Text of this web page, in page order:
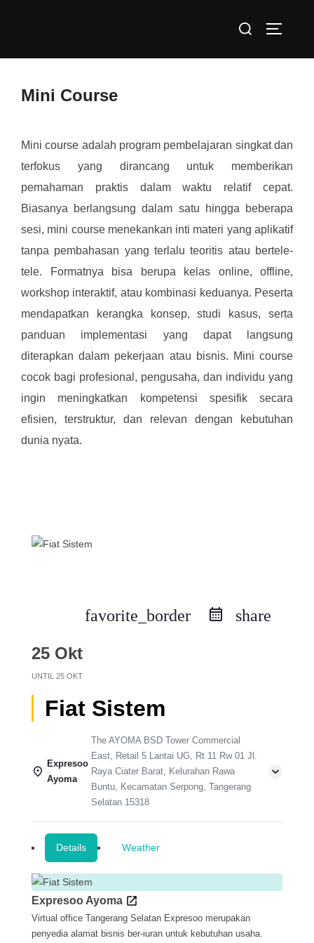
Search
Mini Course
Mini course adalah program pembelajaran singkat dan
terfokus yang dirancang untuk memberikan
pemahaman praktis dalam waktu relatif cepat.
Biasanya berlangsung dalam satu hingga beberapa
sesi, mini course menekankan inti materi yang aplikatif
tanpa pembahasan yang terlalu teoritis atau bertele-
tele. Formatnya bisa berupa kelas online, offline,
workshop interaktif, atau kombinasi keduanya. Peserta
mendapatkan kerangka konsep, studi kasus, serta
panduan implementasi yang dapat langsung
diterapkan dalam pekerjaan atau bisnis. Mini course
cocok bagi profesional, pengusaha, dan individu yang
ingin meningkatkan kompetensi spesifik secara
efisien, terstruktur, dan relevan dengan kebutuhan
dunia nyata.
favorite_border share
25 Okt
UNTIL 25 OKT
Fiat Sistem
Expresoo
Ayoma
The AYOMA BSD Tower Commercial
East, Retail 5 Lantai UG, Rt 11 Rw 01 Jl.
Raya Ciater Barat, Kelurahan Rawa
Buntu, Kecamatan Serpong, Tangerang
Selatan 15318
Details Weather
Expresoo Ayoma
Virtual office Tangerang Selatan Expresoo merupakan
penyedia alamat bisnis ber-iuran untuk kebutuhan usaha.